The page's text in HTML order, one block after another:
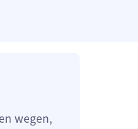
wegen,